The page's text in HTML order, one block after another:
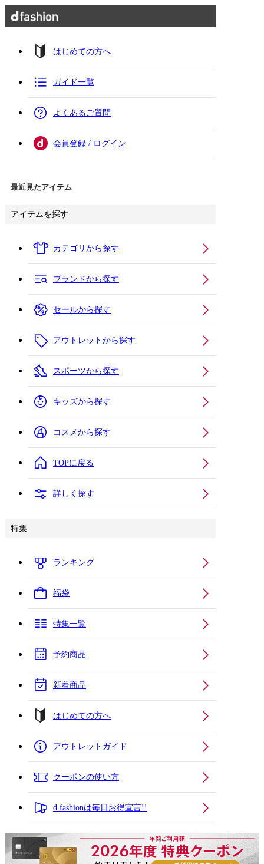
はじめての方へ
ガイド一覧
よくあるご質問
会員登録 / ログイン
最近見たアイテム
アイテムを探す
カテゴリから探す
ブランドから探す
セールから探す
アウトレットから探す
スポーツから探す
キッズから探す
コスメから探す
TOPに戻る
詳しく探す
特集
ランキング
福袋
特集一覧
予約商品
新着商品
はじめての方へ
アウトレットガイド
クーポンの使い方
d fashionは毎日お得宣言!!